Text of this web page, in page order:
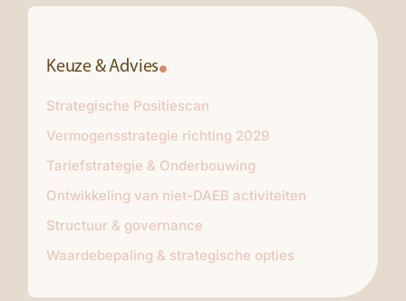
Keuze & Advies
Strategische Positiescan
Vermogensstrategie richting 2029
Tariefstrategie & Onderbouwing
Ontwikkeling van niet-DAEB activiteiten
Structuur & governance
Waardebepaling & strategische opties